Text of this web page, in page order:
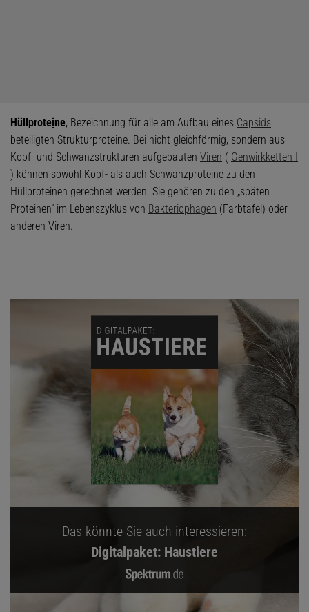
Hüllproteine, Bezeichnung für alle am Aufbau eines Capsids
beteiligten Strukturproteine. Bei nicht gleichförmig, sondern aus
Kopf- und Schwanzstrukturen aufgebauten Viren ( Genwirkketten I
) können sowohl Kopf- als auch Schwanzproteine zu den
Hüllproteinen gerechnet werden. Sie gehören zu den „späten
Proteinen“ im Lebenszyklus von Bakteriophagen (Farbtafel) oder
anderen Viren.
Das könnte Sie auch interessieren:
Digitalpaket: Haustiere